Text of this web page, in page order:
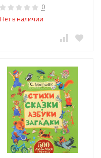
0
Нет в наличии